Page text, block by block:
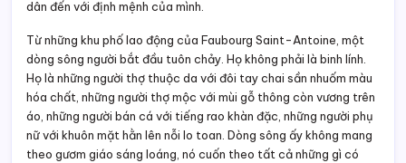
dân đến với định mệnh của mình.
Từ những khu phố lao động của Faubourg Saint-Antoine, một
dòng sông người bắt đầu tuôn chảy. Họ không phải là binh lính.
Họ là những người thợ thuộc da với đôi tay chai sần nhuốm màu
hóa chất, những người thợ mộc với mùi gỗ thông còn vương trên
áo, những người bán cá với tiếng rao khàn đặc, những người phụ
nữ với khuôn mặt hằn lên nỗi lo toan. Dòng sông ấy không mang
theo gươm giáo sáng loáng, nó cuốn theo tất cả những gì có